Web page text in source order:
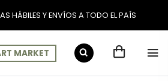
HÁBILES Y ENVÍOS A TODO EL PAÍS
MARKET